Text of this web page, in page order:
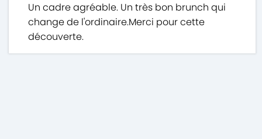
Un cadre agréable. Un très bon brunch qui
change de l'ordinaire.Merci pour cette
découverte.